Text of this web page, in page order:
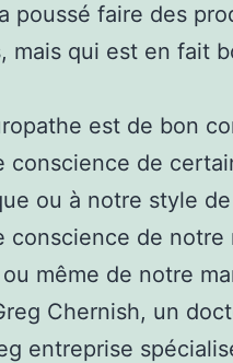
poussé faire des
mais qui est en fait
est de bon
conscience de
ou à notre style
conscience de
même de notre
Chernish, un
entreprise